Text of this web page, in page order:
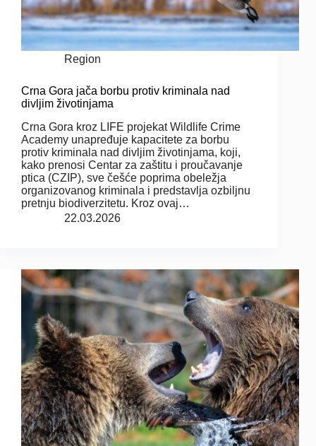
Region
Crna Gora jača borbu protiv kriminala nad
divljim životinjama
Crna Gora kroz LIFE projekat Wildlife Crime
Academy unapređuje kapacitete za borbu
protiv kriminala nad divljim životinjama, koji,
kako prenosi Centar za zaštitu i proučavanje
ptica (CZIP), sve češće poprima obeležja
organizovanog kriminala i predstavlja ozbiljnu
pretnju biodiverzitetu. Kroz ovaj…
22.03.2026